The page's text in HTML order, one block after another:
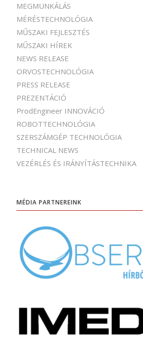
MEGMUNKÁLÁS
MÉRÉSTECHNOLÓGIA
MŰSZAKI FEJLESZTÉS
MŰSZAKI HÍREK
NEWS RELEASE
ORVOSTECHNOLÓGIA
PRESS RELEASE
PREZENTÁCIÓ
ProdEngineer INNOVÁCIÓ
ROBOTTECHNOLÓGIA
SZERSZÁMGÉP TECHNOLÓGIA
TECHNICAL NEWS
VEZÉRLÉS ÉS IRÁNYÍTÁSTECHNIKA
MÉDIA PARTNEREINK